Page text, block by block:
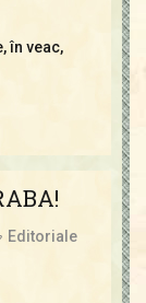
în veac,
Editoriale